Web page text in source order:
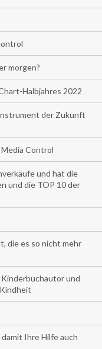
morgen?
Halbjahres 2022
der Zukunft
Control
und hat die
und die TOP 10 der
die es so nicht mehr
und
Ihre Hilfe auch